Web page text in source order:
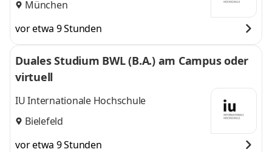
München
vor etwa 9 Stunden
Duales Studium BWL (B.A.) am Campus oder
virtuell
IU Internationale Hochschule
Bielefeld
vor etwa 9 Stunden